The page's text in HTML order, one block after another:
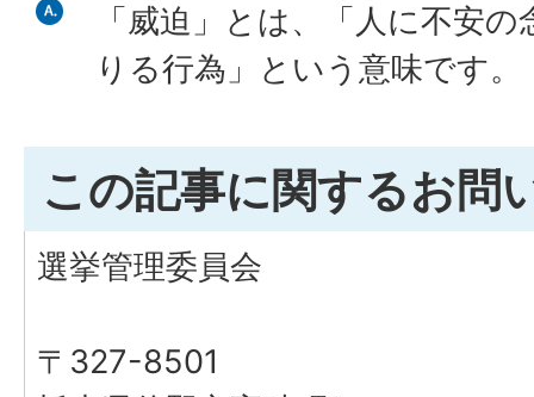
「威迫」とは、「人に不安
りる行為」という意味です。
この記事に関するお問
選挙管理委員会
〒327-8501